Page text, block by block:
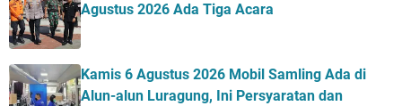
Agustus 2026 Ada Tiga Acara
Kamis 6 Agustus 2026 Mobil Samling Ada di
Alun-alun Luragung, Ini Persyaratan dan